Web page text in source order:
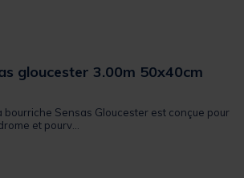
gloucester 3.00m 50x40cm
5 Customer Rating
bourriche Sensas Gloucester est conçue pour
et pourv...